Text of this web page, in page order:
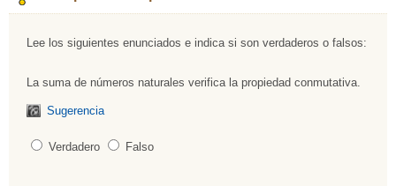
Lee los siguientes enunciados e indica si son verdaderos o falsos:
Pregunta 1
La suma de números naturales verifica la propiedad conmutativa.
Sugerencia
Verdadero Falso